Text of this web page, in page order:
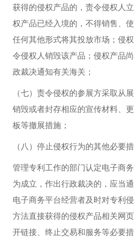
获得的侵权产品的，责令侵权人
权产品已经入境的，不得销售、
任何其他形式将其投放市场；侵
令侵权人销毁该产品；侵权产品
政裁决通知有关海关；
（七）责令侵权的参展方采取从
销毁或者封存相应的宣传材料、
板等撤展措施；
（八）停止侵权行为的其他必要措
管理专利工作的部门认定电子商
为成立，作出行政裁决的，应当
电子商务平台经营者及时对专利
方法直接获得的侵权产品相关网
开链接、终止交易和服务等必要